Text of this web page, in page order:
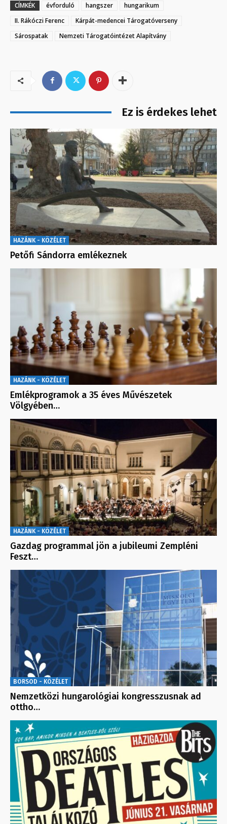
CÍMKÉK évforduló hangszer
hungarikum
II. Rákóczi Ferenc
Kárpát-medencei Tárogatóverseny
Sárospatak
Nemzeti Tárogatóintézet Alapítvány
Ez is érdekes lehet
HAZÁNK - KÖZÉLET
Petőfi Sándorra emlékeznek
HAZÁNK - KÖZÉLET
Emlékprogramok a 35 éves Művészetek
Völgyében…
HAZÁNK - KÖZÉLET
Gazdag programmal jön a jubileumi Zempléni
Feszt…
BORSOD - KÖZÉLET
Nemzetközi hungarológiai kongresszusnak ad
ottho…